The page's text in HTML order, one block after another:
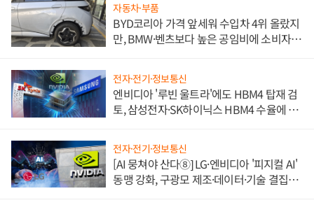
자동차·부품
BYD코리아 가격 앞세워 수입차 4위 올랐지
만, BMW·벤츠보다 높은 공임비에 소비자
전자·전기·정보통신
엔비디아 '루빈 울트라'에도 HBM4 탑재 검
토, 삼성전자·SK하이닉스 HBM4 수율에 주
전자·전기·정보통신
[AI 뭉쳐야 산다⑧] LG·엔비디아 '피지컬 AI'
동맹 강화, 구광모 제조·데이터·기술 결집